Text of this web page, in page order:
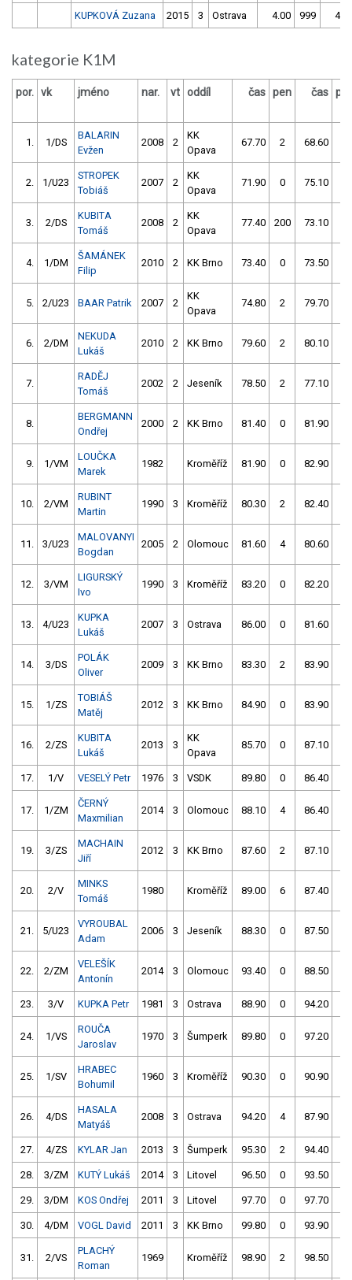
KUPKOVÁ Zuzana 2015 3 Ostrava 4.00 999
kategorie K1M
por. vk jméno nar. vt oddíl čas pen čas
1. 1/DS
BALARIN
Evžen
2008 2
KK
Opava
67.70 2 68.60
2. 1/U23
STROPEK
Tobiáš
2007 2
KK
Opava
71.90 0 75.10
3. 2/DS
KUBITA
Tomáš
2008 2
KK
Opava
77.40 200 73.10
4. 1/DM
ŠAMÁNEK
Filip
2010 2 KK Brno 73.40 0 73.50
5. 2/U23 BAAR Patrik 2007 2
KK
Opava
74.80 2 79.70
6. 2/DM
NEKUDA
Lukáš
2010 2 KK Brno 79.60 2 80.10
7.
RADĚJ
Tomáš
2002 2 Jeseník 78.50 2 77.10
8.
BERGMANN
Ondřej
2000 2 KK Brno 81.40 0 81.90
9. 1/VM
LOUČKA
Marek
1982 Kroměříž 81.90 0 82.90
10. 2/VM
RUBINT
Martin
1990 3 Kroměříž 80.30 2 82.40
11. 3/U23
MALOVANYI
Bogdan
2005 2 Olomouc 81.60 4 80.60
12. 3/VM
LIGURSKÝ
Ivo
1990 3 Kroměříž 83.20 0 82.20
13. 4/U23
KUPKA
Lukáš
2007 3 Ostrava 86.00 0 81.60
14. 3/DS
POLÁK
Oliver
2009 3 KK Brno 83.30 2 83.90
15. 1/ZS
TOBIÁŠ
Matěj
2012 3 KK Brno 84.90 0 83.90
16. 2/ZS
KUBITA
Lukáš
2013 3
KK
Opava
85.70 0 87.10
17. 1/V VESELÝ Petr 1976 3 VSDK 89.80 0 86.40
17. 1/ZM
ČERNÝ
Maxmilian
2014 3 Olomouc 88.10 4 86.40
19. 3/ZS
MACHAIN
Jiří
2012 3 KK Brno 87.60 2 87.10
20. 2/V
MINKS
Tomáš
1980 Kroměříž 89.00 6 87.40
21. 5/U23
VYROUBAL
Adam
2006 3 Jeseník 88.30 0 87.50
22. 2/ZM
VELEŠÍK
Antonín
2014 3 Olomouc 93.40 0 88.50
23. 3/V KUPKA Petr 1981 3 Ostrava 88.90 0 94.20
24. 1/VS
ROUČA
Jaroslav
1970 3 Šumperk 89.80 0 97.20
25. 1/SV
HRABEC
Bohumil
1960 3 Kroměříž 90.30 0 90.90
26. 4/DS
HASALA
Matyáš
2008 3 Ostrava 94.20 4 87.90
27. 4/ZS KYLAR Jan 2013 3 Šumperk 95.30 2 94.40
28. 3/ZM KUTÝ Lukáš 2014 3 Litovel 96.50 0 93.50
29. 3/DM KOS Ondřej 2011 3 Litovel 97.70 0 97.70
30. 4/DM VOGL David 2011 3 KK Brno 99.80 0 93.90
31. 2/VS
PLACHÝ
Roman
1969 Kroměříž 98.90 2 98.50